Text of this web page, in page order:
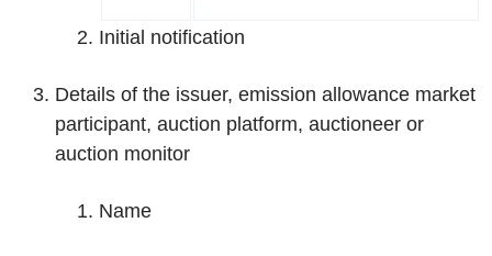
Initial notification
Details of the issuer, emission allowance market
participant, auction platform, auctioneer or
auction monitor
Name